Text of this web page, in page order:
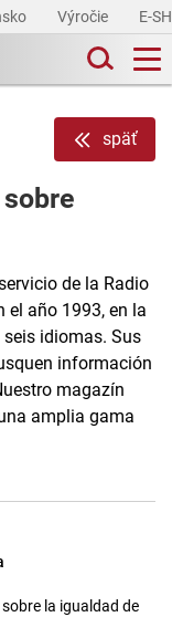
Výročie E-
späť
de la Radio
el año 1993, en la
idiomas. Sus
información
magazín
amplia gama
la igualdad de